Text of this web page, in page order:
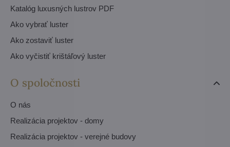
Katalóg luxusných lustrov PDF
Ako vybrať luster
Ako zostaviť luster
Ako vyčistiť krištáľový luster
O spoločnosti
O nás
Realizácia projektov - domy
Realizácia projektov - verejné budovy